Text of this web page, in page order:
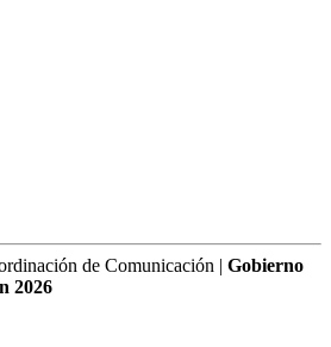
de Comunicación | Gobierno
2026